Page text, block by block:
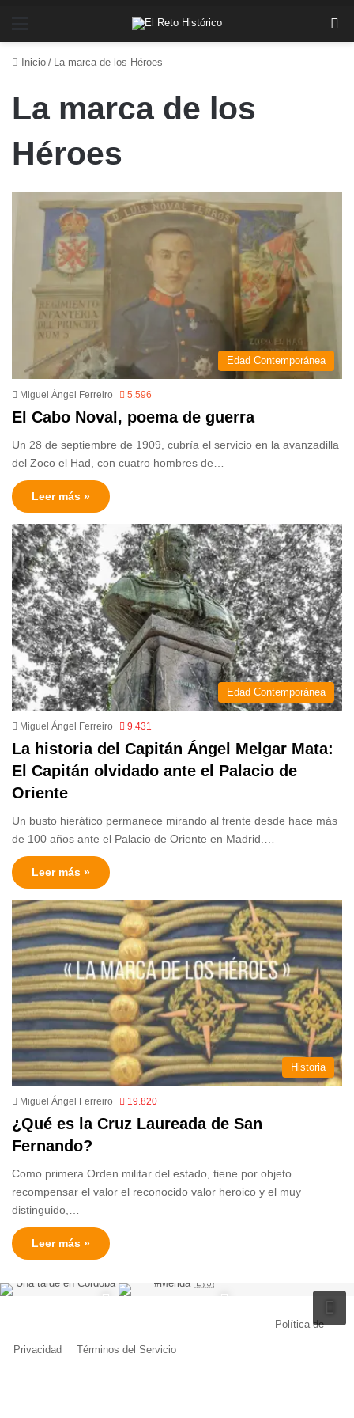
Inicio / La marca de los Héroes
La marca de los
Héroes
Edad Contemporánea
Miguel Ángel Ferreiro 5.596
El Cabo Noval, poema de guerra
Un 28 de septiembre de 1909, cubría el servicio en la avanzadilla
del Zoco el Had, con cuatro hombres de…
Leer más »
Edad Contemporánea
Miguel Ángel Ferreiro 9.431
La historia del Capitán Ángel Melgar Mata:
El Capitán olvidado ante el Palacio de
Oriente
Un busto hierático permanece mirando al frente desde hace más
de 100 años ante el Palacio de Oriente en Madrid.…
Leer más »
Historia
Miguel Ángel Ferreiro 19.820
¿Qué es la Cruz Laureada de San
Fernando?
Como primera Orden militar del estado, tiene por objeto
recompensar el valor el reconocido valor heroico y el muy
distinguido,…
Leer más »
Política de
Privacidad Términos del Servicio